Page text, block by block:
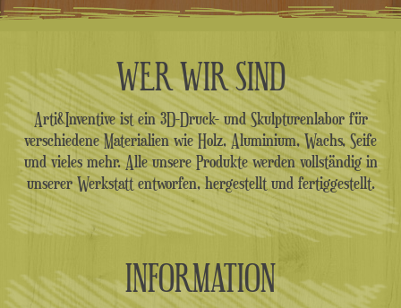
WER WIR SIND
Arti&Inventive ist ein 3D-Druck- und Skulpturenlabor für
verschiedene Materialien wie Holz, Aluminium, Wachs, Seife
und vieles mehr. Alle unsere Produkte werden vollständig in
unserer Werkstatt entworfen, hergestellt und fertiggestellt.
INFORMATION